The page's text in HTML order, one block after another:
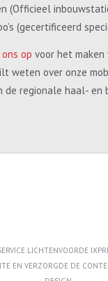
(Officieel
(gecertificeerd
op voor het
weten over onze
de regionale haal- en
LICHTENVOORDE
EN VERZORGDE DE